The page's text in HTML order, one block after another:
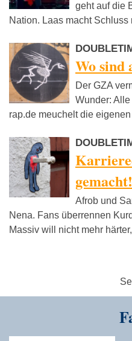
geht auf die
Nation. Laas macht Schluss
Wo sind
Der GZA
Wunder:
rap.de meuchelt die
gemacht!
Afrob und
Nena. Fans überrennen
Massiv will nicht mehr